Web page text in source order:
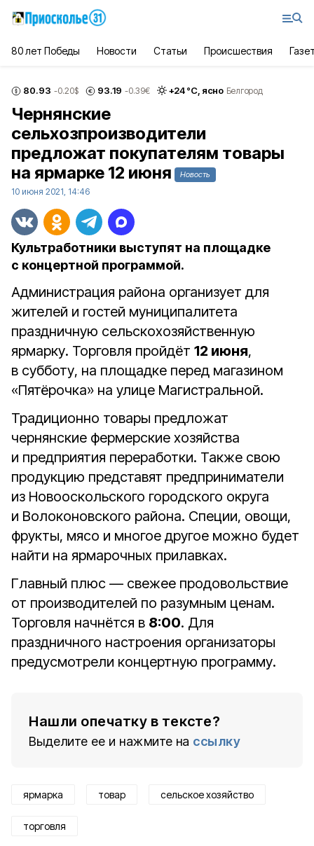
80 лет Победы Новости Статьи Происшествия
80.93 -0.20$ 93.19 -0.39€ +24°С, ясно Белгород
Чернянские
сельхозпроизводители
предложат покупателям товары
на ярмарке 12 июня
Новость
10 июня 2021, 14:46
Культработники выступят на площадке
с концертной программой.
Администрация района организует для
жителей и гостей муниципалитета
праздничную сельскохозяйственную
ярмарку. Торговля пройдёт 12 июня,
в субботу, на площадке перед магазином
«Пятёрочка» на улице Магистральной.
Традиционно товары предложат
чернянские фермерские хозяйства
и предприятия переработки. Также свою
продукцию представят предприниматели
из Новооскольского городского округа
и Волоконовского района. Специи, овощи,
фрукты, мясо и многое другое можно будет
найти на ярмарочных прилавках.
Главный плюс — свежее продовольствие
от производителей по разумным ценам.
Торговля начнётся в 8:00. Для
праздничного настроения организаторы
предусмотрели концертную программу.
Нашли опечатку в тексте?
Выделите ее и нажмите на ссылку
ярмарка товар сельское хозяйство
торговля